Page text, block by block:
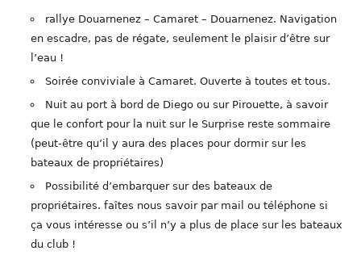
rallye Douarnenez – Camaret – Douarnenez. Navigation
en escadre, pas de régate, seulement le plaisir d’être sur
l’eau !
Soirée conviviale à Camaret. Ouverte à toutes et tous.
Nuit au port à bord de Diego ou sur Pirouette, à savoir
que le confort pour la nuit sur le Surprise reste sommaire
(peut-être qu’il y aura des places pour dormir sur les
bateaux de propriétaires)
Possibilité d’embarquer sur des bateaux de
propriétaires. faîtes nous savoir par mail ou téléphone si
ça vous intéresse ou s’il n’y a plus de place sur les bateaux
du club !